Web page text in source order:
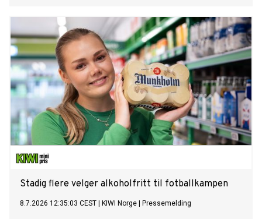
Stadig flere velger alkoholfritt til fotballkampen
8.7.2026 12:35:03 CEST KIWI Norge Pressemelding